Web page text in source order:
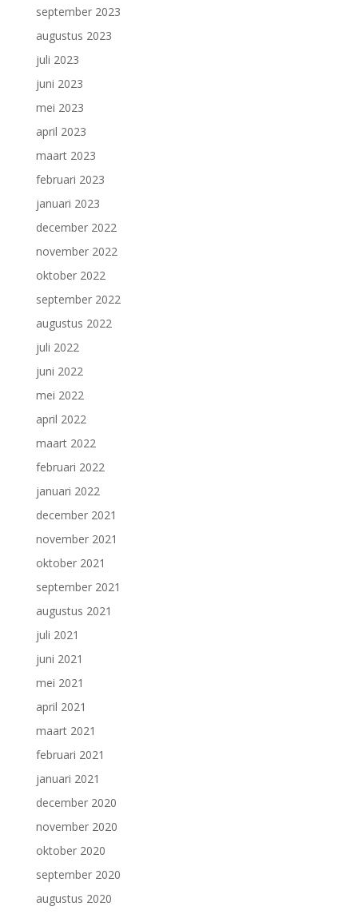
september 2023
augustus 2023
juli 2023
juni 2023
mei 2023
april 2023
maart 2023
februari 2023
januari 2023
december 2022
november 2022
oktober 2022
september 2022
augustus 2022
juli 2022
juni 2022
mei 2022
april 2022
maart 2022
februari 2022
januari 2022
december 2021
november 2021
oktober 2021
september 2021
augustus 2021
juli 2021
juni 2021
mei 2021
april 2021
maart 2021
februari 2021
januari 2021
december 2020
november 2020
oktober 2020
september 2020
augustus 2020